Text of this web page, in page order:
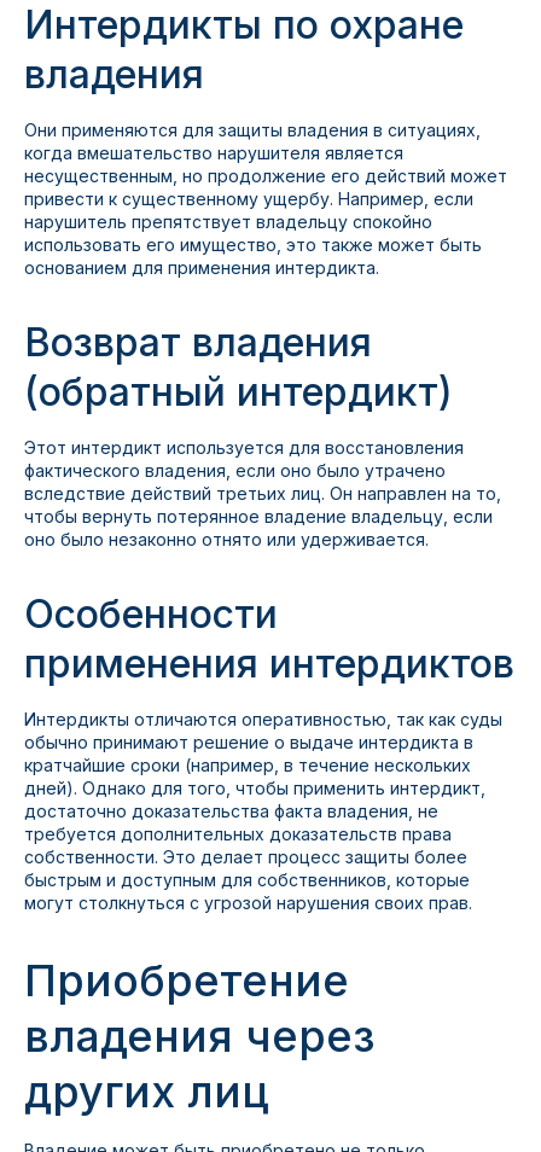
Интердикты по охране
владения
Они применяются для защиты владения в ситуациях,
когда вмешательство нарушителя является
несущественным, но продолжение его действий может
привести к существенному ущербу. Например, если
нарушитель препятствует владельцу спокойно
использовать его имущество, это также может быть
основанием для применения интердикта.
Возврат владения
(обратный интердикт)
Этот интердикт используется для восстановления
фактического владения, если оно было утрачено
вследствие действий третьих лиц. Он направлен на то,
чтобы вернуть потерянное владение владельцу, если
оно было незаконно отнято или удерживается.
Особенности
применения интердиктов
Интердикты отличаются оперативностью, так как суды
обычно принимают решение о выдаче интердикта в
кратчайшие сроки (например, в течение нескольких
дней). Однако для того, чтобы применить интердикт,
достаточно доказательства факта владения, не
требуется дополнительных доказательств права
собственности. Это делает процесс защиты более
быстрым и доступным для собственников, которые
могут столкнуться с угрозой нарушения своих прав.
Приобретение
владения через
других лиц